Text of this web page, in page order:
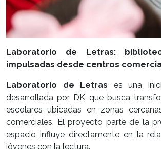
Laboratorio de Letras:
impulsadas desde centros
Laboratorio de Letras es una
desarrollada por DK que busca
escolares ubicadas en zonas
comerciales. El proyecto parte de la
espacio influye directamente en la
jóvenes con la lectura.